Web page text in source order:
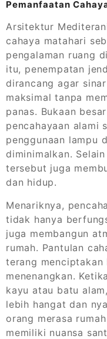
Pemanfaatan
Arsitektur
cahaya matahari
pengalaman ruang
itu, penempatan
dirancang agar
maksimal tanpa
panas. Bukaan
pencahayaan alami
penggunaan lampu
diminimalkan.
tersebut juga
dan hidup.
Menariknya,
tidak hanya
juga membangun
rumah. Pantulan
terang menciptakan
menenangkan.
kayu atau batu
lebih hangat dan
orang merasa
memiliki nuansa